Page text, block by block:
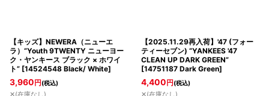
【キッズ】NEWERA（ニューエ
ラ）“Youth 9TWENTY ニューヨー
ク・ヤンキース ブラック × ホワイ
ト” [14524548 Black/ White]
3,960円(税込)
✕(在庫なし)
【2025.11.29再入荷】'47 (フォー
ティーセブン) “YANKEES '47
CLEAN UP DARK GREEN”
[14751187 Dark Green]
4,400円(税込)
✕(在庫なし)